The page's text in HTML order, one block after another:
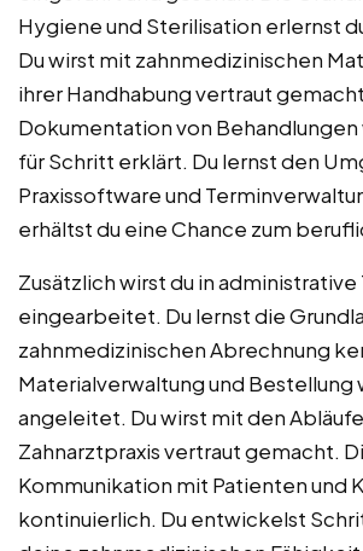
Hygiene und Sterilisation erlernst
Du wirst mit zahnmedizinischen
ihrer Handhabung vertraut
Dokumentation von
für Schritt erklärt. Du lernst den
Praxissoftware und
erhältst du eine Chance zum
Zusätzlich wirst du in
eingearbeitet. Du lernst die
zahnmedizinischen Abrechnung
Materialverwaltung und Bestellung
angeleitet. Du wirst mit den
Zahnarztpraxis vertraut gemacht.
Kommunikation mit Patienten und
kontinuierlich. Du entwickelst